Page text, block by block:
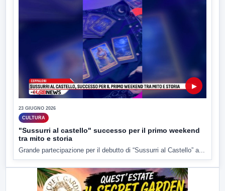
▶
23 GIUGNO 2026
CULTURA
"Sussurri al castello" successo per il primo weekend
tra mito e storia
Grande partecipazione per il debutto di “Sussurri al Castello” a...